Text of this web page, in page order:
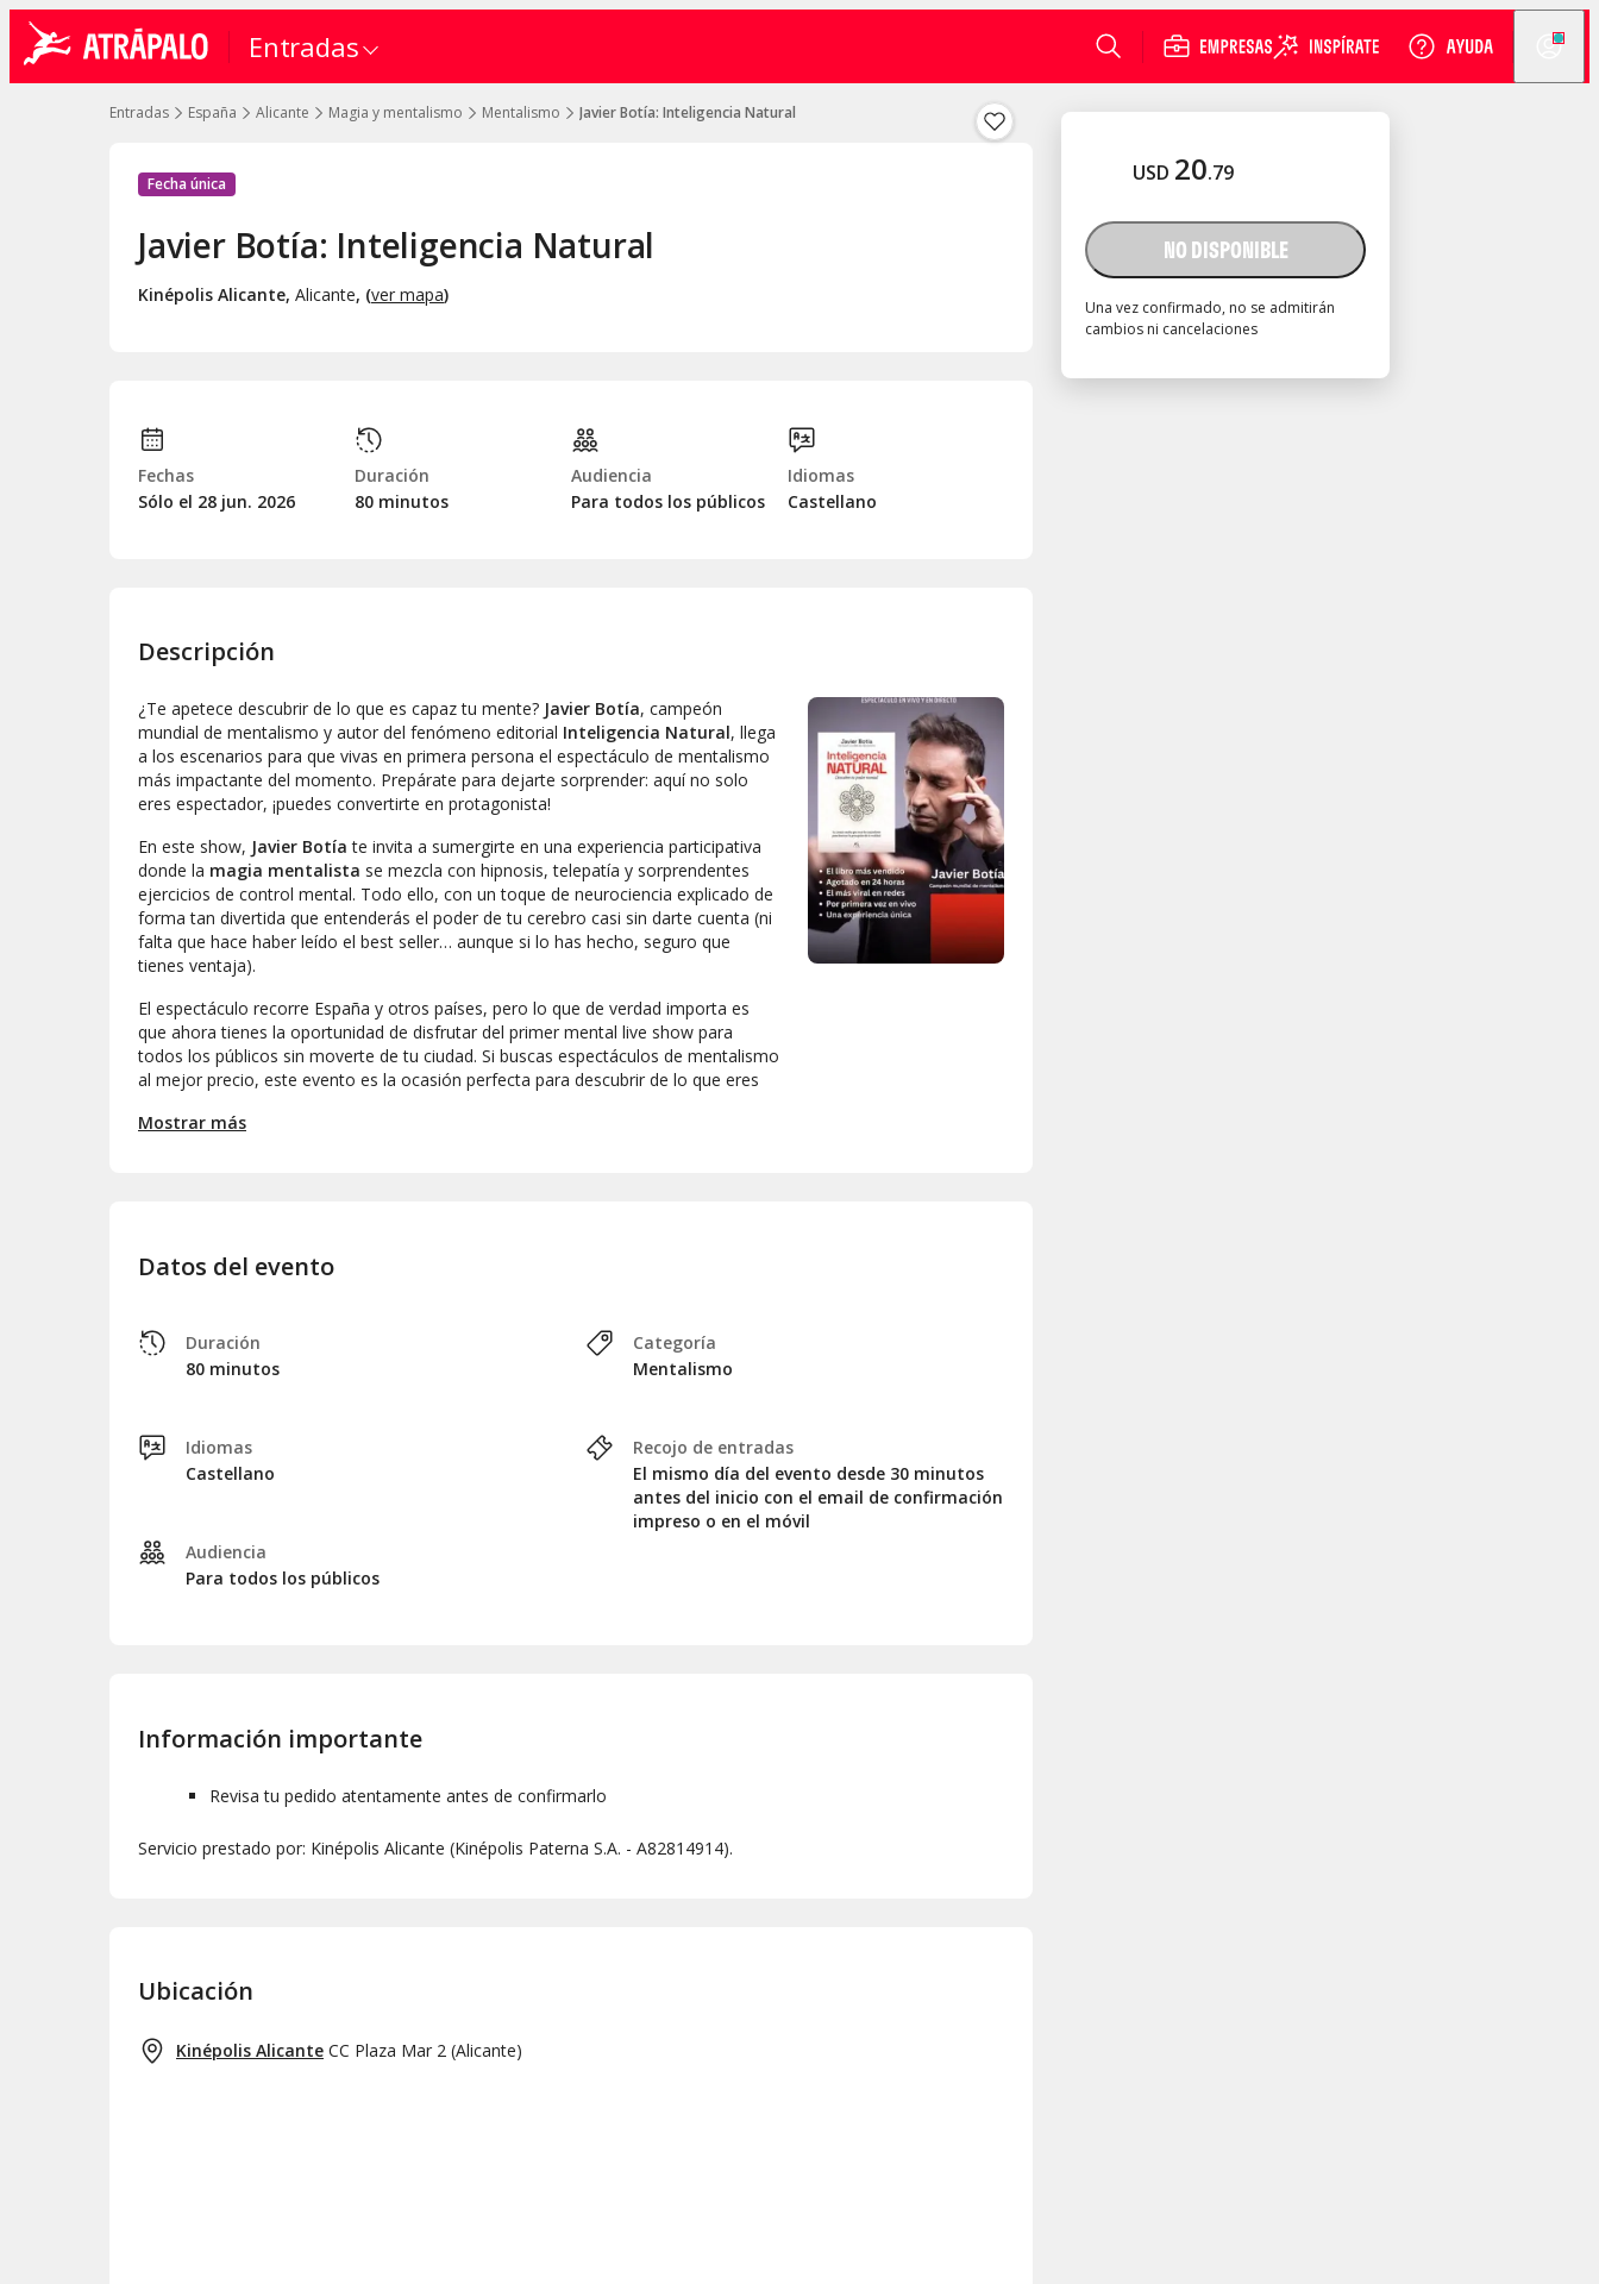
Entradas
Entradas España Alicante Magia y mentalismo Mentalismo Javier Botía: Inteligencia Natural
USD 20.79
NO DISPONIBLE
Una vez confirmado, no se admitirán
cambios ni cancelaciones
Fecha única
Javier Botía: Inteligencia Natural
Kinépolis Alicante, Alicante, (ver mapa)
Fechas
Sólo el 28 jun. 2026
Duración
80 minutos
Audiencia
Para todos los públicos
Idiomas
Castellano
Descripción
¿Te apetece descubrir de lo que es capaz tu mente? Javier Botía, campeón
mundial de mentalismo y autor del fenómeno editorial Inteligencia Natural, llega
a los escenarios para que vivas en primera persona el espectáculo de mentalismo
más impactante del momento. Prepárate para dejarte sorprender: aquí no solo
eres espectador, ¡puedes convertirte en protagonista!
En este show, Javier Botía te invita a sumergirte en una experiencia participativa
donde la magia mentalista se mezcla con hipnosis, telepatía y sorprendentes
ejercicios de control mental. Todo ello, con un toque de neurociencia explicado de
forma tan divertida que entenderás el poder de tu cerebro casi sin darte cuenta (ni
falta que hace haber leído el best seller… aunque si lo has hecho, seguro que
tienes ventaja).
El espectáculo recorre España y otros países, pero lo que de verdad importa es
que ahora tienes la oportunidad de disfrutar del primer mental live show para
todos los públicos sin moverte de tu ciudad. Si buscas espectáculos de mentalismo
al mejor precio, este evento es la ocasión perfecta para descubrir de lo que eres
Mostrar más
Datos del evento
Duración
80 minutos
Idiomas
Castellano
Audiencia
Para todos los públicos
Categoría
Mentalismo
Recojo de entradas
El mismo día del evento desde 30 minutos
antes del inicio con el email de confirmación
impreso o en el móvil
Información importante
Revisa tu pedido atentamente antes de confirmarlo
Servicio prestado por: Kinépolis Alicante (Kinépolis Paterna S.A. - A82814914).
Ubicación
Kinépolis Alicante CC Plaza Mar 2 (Alicante)